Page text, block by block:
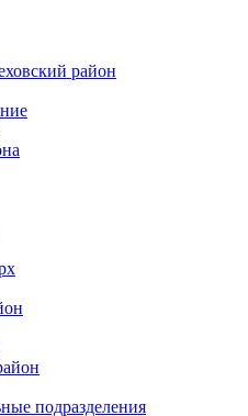
район
подразделения